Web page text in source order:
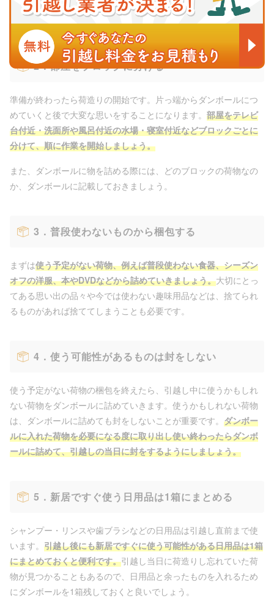
引越しに必要な梱包材一覧｜あると便利なものや調達方法も紹介
2．部屋をブロックに分ける
準備が終わったら荷造りの開始です。片っ端からダンボールにつ
めていくと後で大変な思いをすることになります。 部屋をテレビ
台付近・洗面所や風呂付近の水場・寝室付近などブロックごとに
分けて、順に作業を開始しましょう。
また、ダンボールに物を詰める際には、どのブロックの荷物なの
か、ダンボールに記載しておきましょう。
3．普段使わないものから梱包する
まずは使う予定がない荷物、例えば普段使わない食器、シーズン
オフの洋服、本やDVDなどから詰めていきましょう。大切にとっ
てある思い出の品々や今では使わない趣味用品などは、捨てられ
るものがあれば捨ててしまうことも必要です。
4．使う可能性があるものは封をしない
使う予定がない荷物の梱包を終えたら、引越し中に使うかもしれ
ない荷物をダンボールに詰めていきます。使うかもしれない荷物
は、ダンボールに詰めても封をしないことが重要です。 ダンボー
ルに入れた荷物を必要になる度に取り出し使い終わったらダンボ
ールに詰めて、引越しの当日に封をするようにしましょう。
5．新居ですぐ使う日用品は1箱にまとめる
シャンプー・リンスや歯ブラシなどの日用品は引越し直前まで使
います。 引越し後にも新居ですぐに使う可能性がある日用品は1箱
にまとめておくと便利です。引越し当日に荷造りし忘れていた荷
物が見つかることもあるので、日用品と余ったものを入れるため
にダンボールを1箱残しておくと良いでしょう。